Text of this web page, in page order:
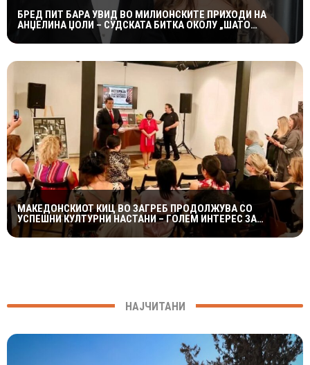
БРЕД ПИТ БАРА УВИД ВО МИЛИОНСКИТЕ ПРИХОДИ НА
АНЏЕЛИНА ЏОЛИ – СУДСКАТА БИТКА ОКОЛУ „ШАТО
МИРАВАЛ“ ДОБИВА НОВ ПРЕСВРТ
МАКЕДОНСКИОТ КИЦ ВО ЗАГРЕБ ПРОДОЛЖУВА СО
УСПЕШНИ КУЛТУРНИ НАСТАНИ – ГОЛЕМ ИНТЕРЕС ЗА
„ИСТОРИЈА НА МАКЕДОНСКАТА РОК МУЗИКА“
НАЈЧИТАНИ